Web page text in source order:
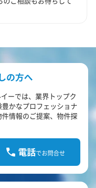
の方へ
ーでは、業界トップク
かなプロフェッショナ
情報のご提案、物件探
電話でお問合せ